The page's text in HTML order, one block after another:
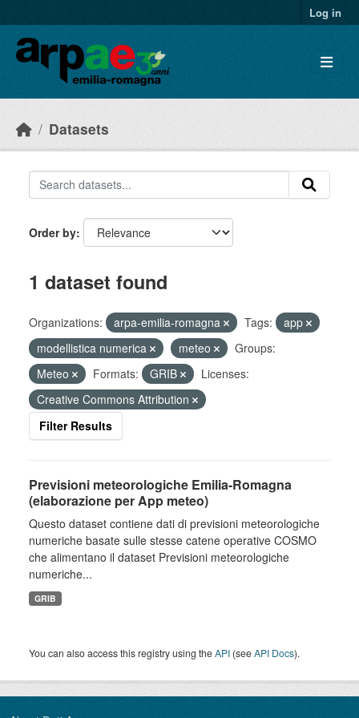
Log in
Datasets
Order by
1 dataset found
Organizations: arpa-emilia-romagna Tags:
app
modellistica numerica
meteo
Groups:
Meteo
Formats: GRIB
Licenses:
Creative Commons Attribution
Filter Results
Previsioni meteorologiche Emilia-Romagna
(elaborazione per App meteo)
Questo dataset contiene dati di previsioni meteorologiche
numeriche basate sulle stesse catene operative COSMO
che alimentano il dataset Previsioni meteorologiche
numeriche...
GRIB
You can also access this registry using theAPI (seeAPI Docs).